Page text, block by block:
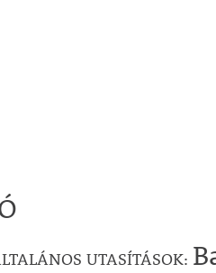
UTASÍTÁSOK: